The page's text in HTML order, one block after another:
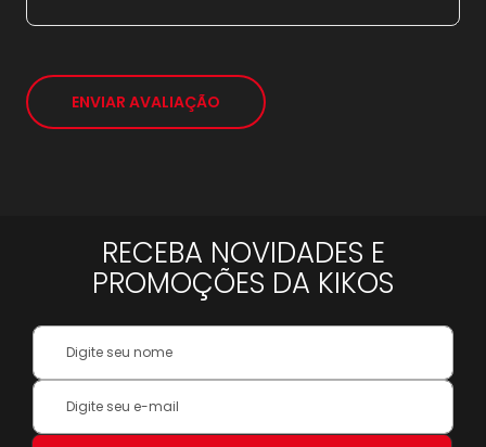
ENVIAR AVALIAÇÃO
RECEBA NOVIDADES E
PROMOÇÕES DA KIKOS
Your
Name:
Inscreva-
na